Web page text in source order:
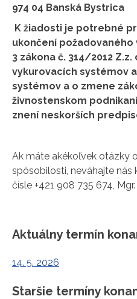
974 04 Banská Bystrica
K žiadosti je potrebné
ukončení
3 zákona č. 314/2012
vykurovacích systémov
systémov a o zmene
živnostenskom
znení neskorších
Ak máte akékoľvek otázky
spôsobilosti, neváhajte
čísle +421 908 735 674,
Aktuálny termín
14. 5. 2026
Staršie termíny